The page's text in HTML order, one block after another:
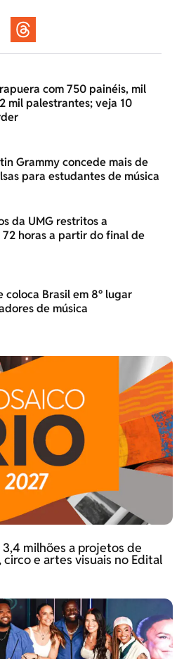
com 750 painéis, mil
mil palestrantes; veja 10
Grammy concede mais de
para estudantes de música
da UMG restritos a
horas a partir do final de
coloca Brasil em 8º lugar
de música
3,4 milhões a projetos de
e artes visuais no Edital